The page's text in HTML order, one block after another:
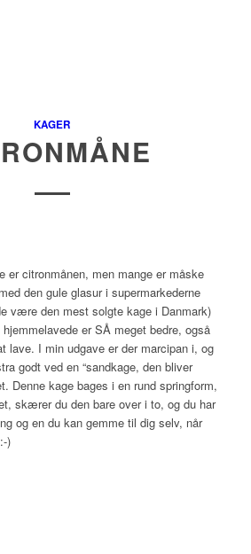
KAGER
er citronmånen, men mange er måske
den gule glasur i supermarkederne
være den mest solgte kage i Danmark)
er SÅ meget bedre, også
I min udgave er der marcipan i, og
godt ved en “sandkage, den bliver
Denne kage bages i en rund springform,
skærer du den bare over i to, og du har
og en du kan gemme til dig selv, når
)